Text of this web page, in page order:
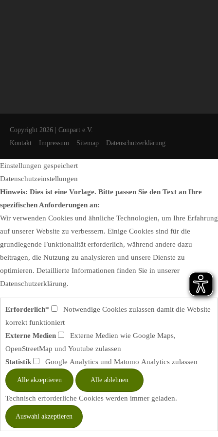
Copyright 2026 | Conpart e.V.
Kontakt
Impressum Sitemap Datenschutzerklärung
Einstellungen gespeichert
Datenschutzeinstellungen
Hinweis: Dies ist eine Vorlage. Bitte passen Sie den Text an Ihre
spezifischen Anforderungen an:
Wir verwenden Cookies und ähnliche Technologien, um Ihre Erfahrung
auf unserer Website zu verbessern. Einige Cookies sind für die
grundlegende Funktionalität erforderlich, während andere dazu
beitragen, die Nutzung zu analysieren und unsere Dienste zu
optimieren. Detaillierte Informationen finden Sie in unserer
Datenschutzerklärung.
Erforderlich*
Notwendige Cookies zulassen damit die Website
korrekt funktioniert
Externe Medien
Externe Medien wie Google Maps,
OpenStreetMap und Youtube zulassen
Statistik
Google Analytics und Matomo Analytics zulassen
Technisch erforderliche Cookies werden immer geladen.